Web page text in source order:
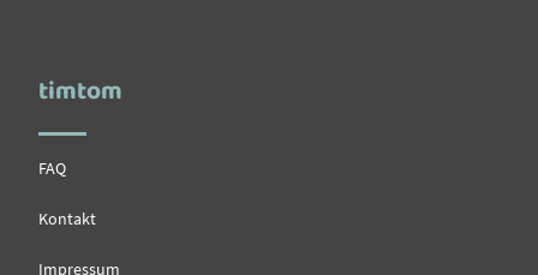
timtom
FAQ
Kontakt
Impressum